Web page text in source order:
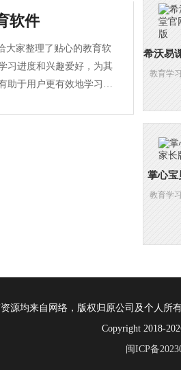
软件
大家整理了贴心的教育软
习进度和兴趣爱好，为其
助于用户更有效地学习，
希沃易
教育学习
掌心宝
教育学习
源均来自网络，版权归原公司及个人所
Copyright 2018-
闽ICP备